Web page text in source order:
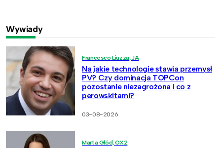
Wywiady
Francesco Liuzza, JA
Na jakie technologie stawia przemysł
PV? Czy dominacja TOPCon
pozostanie niezagrożona i co z
perowskitami?
03-08-2026
Marta Głód, OX2